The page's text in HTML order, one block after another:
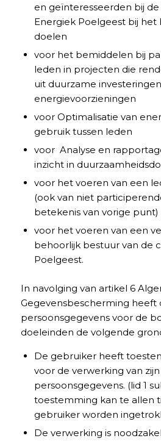
en geïnteresseerden bij
Energiek Poelgeest bij het
doelen
voor het bemiddelen bij
leden in projecten die
uit duurzame
energievoorzieningen
voor Optimalisatie van
gebruik tussen leden
voor Analyse en
inzicht in
voor het voeren van een
(ook van niet
betekenis van vorige punt)
voor het voeren van een
behoorlijk bestuur van de
Poelgeest.
In navolging van artikel 6
Gegevensbescherming heeft
persoonsgegevens voor de
doeleinden de volgende
De gebruiker heeft
voor de verwerking van zijn
persoonsgegevens. (lid 1
toestemming kan te allen
gebruiker worden
De verwerking is